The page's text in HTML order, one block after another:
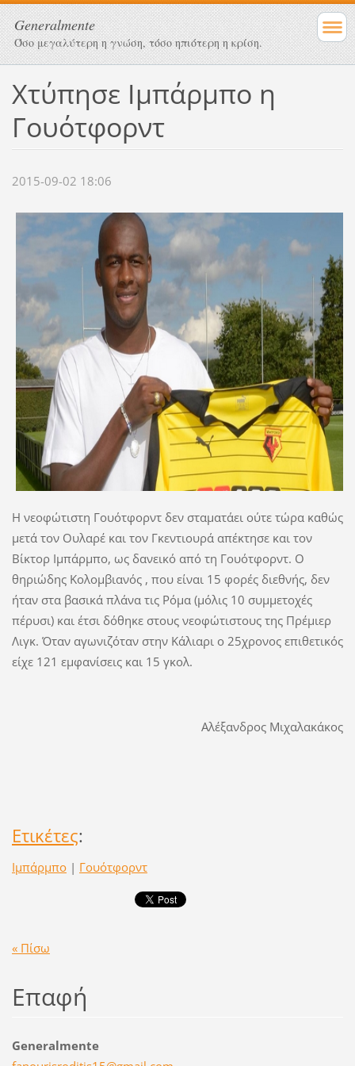
Generalmente
Όσο μεγαλύτερη η γνώση, τόσο ηπιότερη η κρίση.
Χτύπησε Ιμπάρμπο η
Γουότφορντ
2015-09-02 18:06
Η νεοφώτιστη Γουότφορντ δεν σταματάει ούτε τώρα καθώς
μετά τον Ουλαρέ και τον Γκεντιουρά απέκτησε και τον
Βίκτορ Ιμπάρμπο, ως δανεικό από τη Γουότφορντ. Ο
θηριώδης Κολομβιανός , που είναι 15 φορές διεθνής, δεν
ήταν στα βασικά πλάνα τις Ρόμα (μόλις 10 συμμετοχές
πέρυσι) και έτσι δόθηκε στους νεοφώτιστους της Πρέμιερ
Λιγκ. Όταν αγωνιζόταν στην Κάλιαρι ο 25χρονος επιθετικός
είχε 121 εμφανίσεις και 15 γκολ.
Αλέξανδρος Μιχαλακάκος
Ετικέτες:
Ιμπάρμπο | Γουότφορντ
« Πίσω
Επαφή
Generalmente